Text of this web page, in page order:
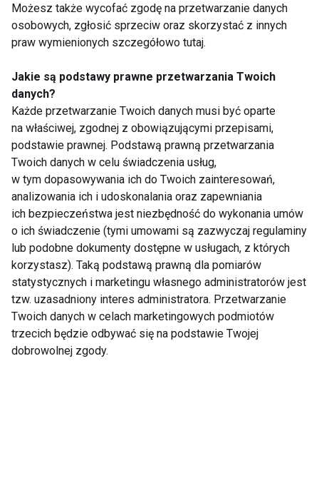
Pokaż więcej
Nie przegap nowości ze
świata FIT!
Zapisz się do naszego newslettera
Wyrażam zgodę na otrzymywanie informacji
handlowej drogą elektroniczną na podany adres e-mail
przez FIT.PL. Więcej informacji znajdziesz w Polityce
Prywatności.
ZAPISZ SIĘ
Możesz także wycofać zgodę na przetwarzanie danych
osobowych, zgłosić sprzeciw oraz skorzystać z innych
praw wymienionych szczegółowo tutaj.
Jakie są podstawy prawne przetwarzania Twoich
danych?
Każde przetwarzanie Twoich danych musi być oparte
na właściwej, zgodnej z obowiązującymi przepisami,
podstawie prawnej. Podstawą prawną przetwarzania
Twoich danych w celu świadczenia usług,
w tym dopasowywania ich do Twoich zainteresowań,
analizowania ich i udoskonalania oraz zapewniania
ich bezpieczeństwa jest niezbędność do wykonania umów
o ich świadczenie (tymi umowami są zazwyczaj regulaminy
lub podobne dokumenty dostępne w usługach, z których
korzystasz). Taką podstawą prawną dla pomiarów
statystycznych i marketingu własnego administratorów jest
tzw. uzasadniony interes administratora. Przetwarzanie
Twoich danych w celach marketingowych podmiotów
trzecich będzie odbywać się na podstawie Twojej
dobrowolnej zgody.